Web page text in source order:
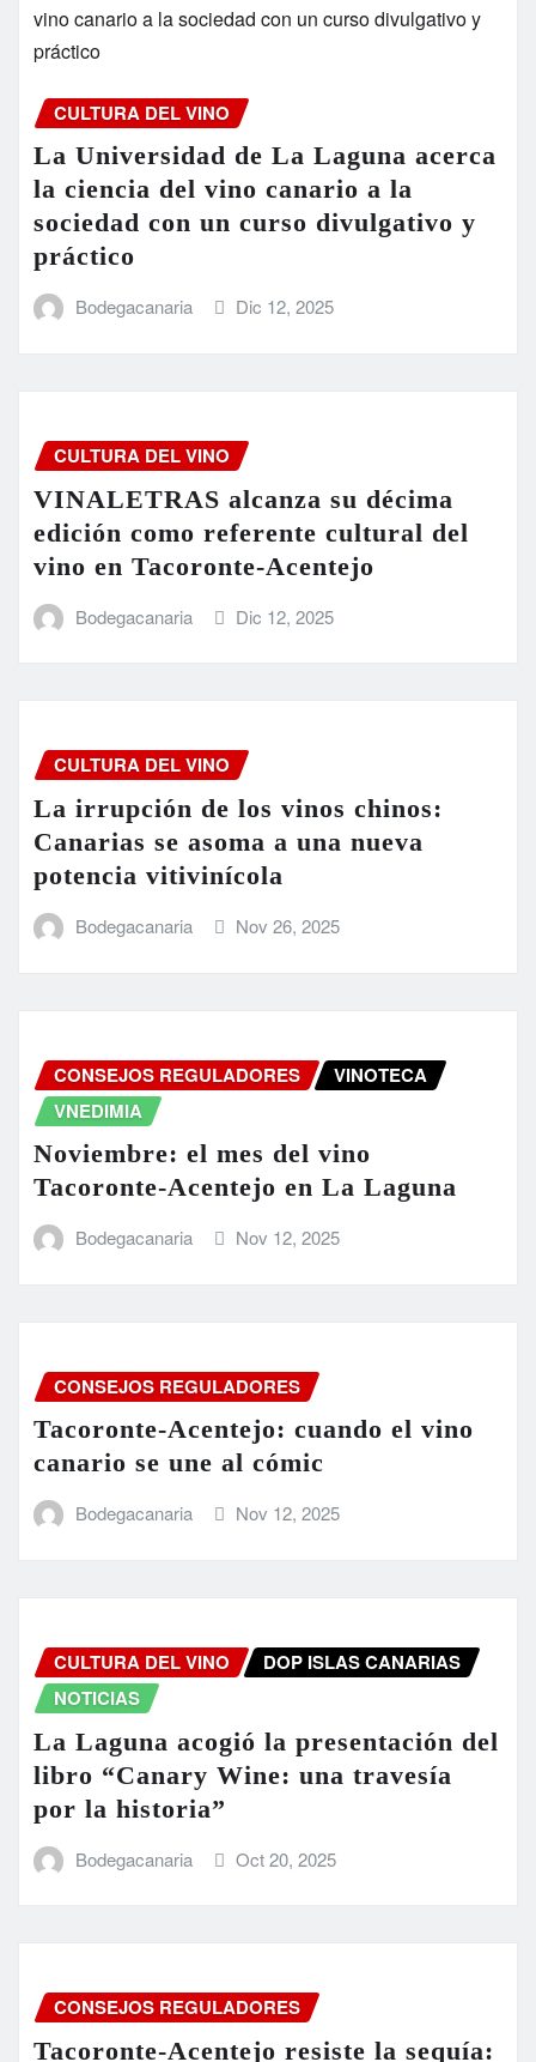
CULTURA DEL VINO
La Universidad de La Laguna acerca
la ciencia del vino canario a la
sociedad con un curso divulgativo y
práctico
Bodegacanaria Dic 12, 2025
CULTURA DEL VINO
VINALETRAS alcanza su décima
edición como referente cultural del
vino en Tacoronte-Acentejo
Bodegacanaria Dic 12, 2025
CULTURA DEL VINO
La irrupción de los vinos chinos:
Canarias se asoma a una nueva
potencia vitivinícola
Bodegacanaria Nov 26, 2025
CONSEJOS REGULADORES
VINOTECA
VNEDIMIA
Noviembre: el mes del vino
Tacoronte-Acentejo en La Laguna
Bodegacanaria Nov 12, 2025
CONSEJOS REGULADORES
Tacoronte-Acentejo: cuando el vino
canario se une al cómic
Bodegacanaria Nov 12, 2025
CULTURA DEL VINO
DOP ISLAS CANARIAS
NOTICIAS
La Laguna acogió la presentación del
libro “Canary Wine: una travesía
por la historia”
Bodegacanaria Oct 20, 2025
CONSEJOS REGULADORES
Tacoronte-Acentejo resiste la sequía: